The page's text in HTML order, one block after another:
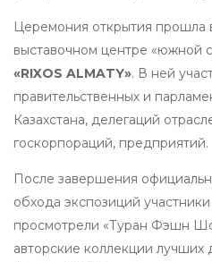
Церемония открытия прошла
выставочном центре «южной
«RIXOS ALMATY». В ней
правительственных и
Казахстана, делегаций
госкорпораций, предприятий.
После завершения
обхода экспозиций
просмотрели «Туран Фэшн
авторские коллекции лучших